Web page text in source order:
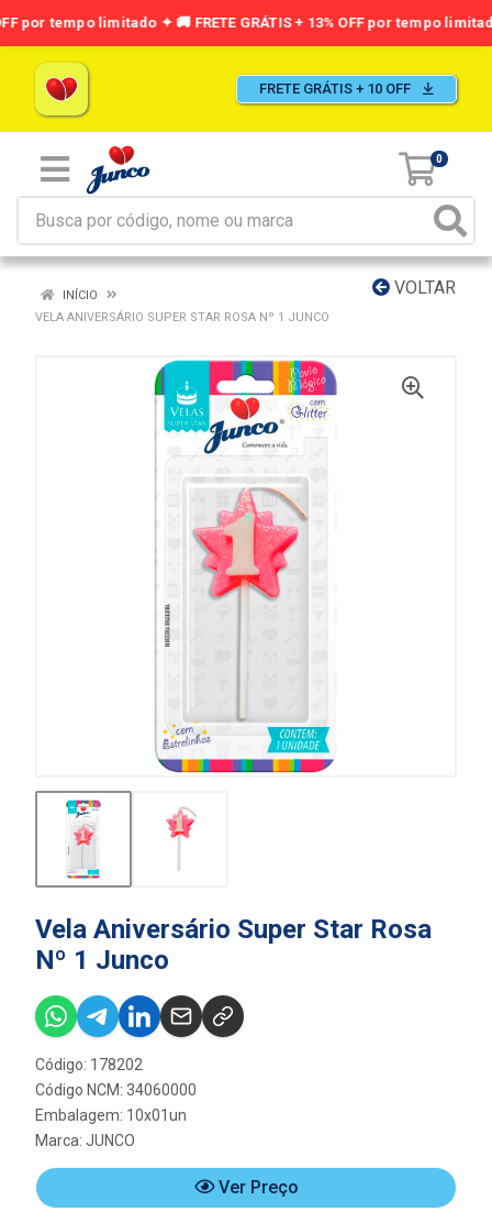
FRETE GRÁTIS + 10 OFF
0
VOLTAR
INÍCIO
VELA ANIVERSÁRIO SUPER STAR ROSA Nº 1 JUNCO
Vela Aniversário Super Star Rosa
Nº 1 Junco
Código: 178202
Código NCM: 34060000
Embalagem: 10x01un
Marca: JUNCO
Ver Preço